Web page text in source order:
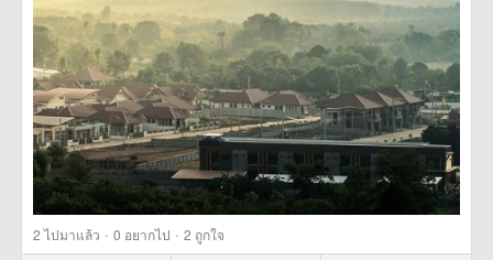
2ไปมาแล้ว · 0 อยากไป · 2 ถูกใจ